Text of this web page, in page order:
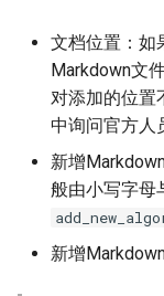
文档位置：如
Markdown文
对添加的位置
中询问官方人
新增
般由小写字母
新增